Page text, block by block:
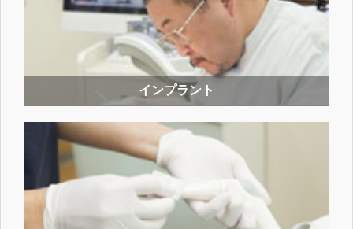
インプラント